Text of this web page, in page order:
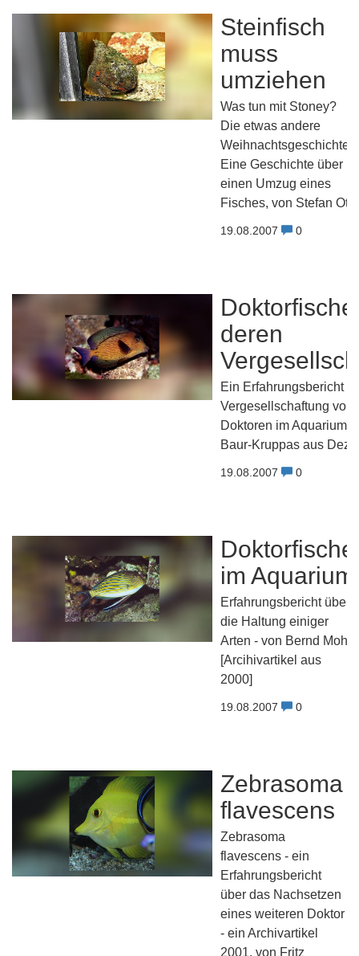
Steinfisch
muss
umziehen
Was tun mit Stoney?
Die etwas andere
Weihnachtsgeschichte...
Eine Geschichte über
einen Umzug eines
Fisches, von Stefan Ott
19.08.2007 0
deren
Ein Erfahrungsbericht
Vergesellschaftung von
Doktoren im Aquarium -
Baur-Kruppas aus Dez.
19.08.2007 0
Doktorfische
im Aquarium
Erfahrungsbericht über
die Haltung einiger
Arten - von Bernd Mohr
[Arcihivartikel aus
2000]
19.08.2007 0
Zebrasoma
flavescens
Zebrasoma
flavescens - ein
Erfahrungsbericht
über das Nachsetzen
eines weiteren Doktor
- ein Archivartikel
2001, von Fritz